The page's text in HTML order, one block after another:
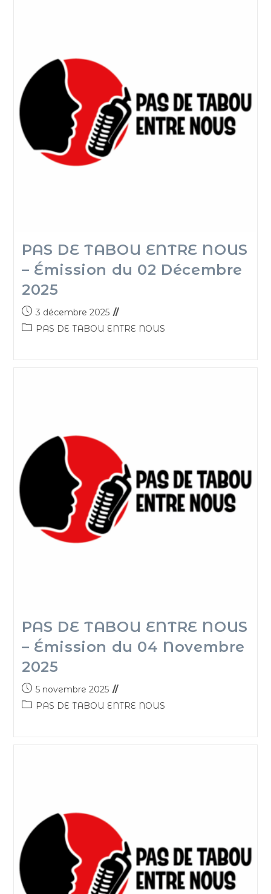
PAS DE TABOU ENTRE NOUS
– Émission du 02 Décembre
2025
3 décembre 2025
PAS DE TABOU ENTRE NOUS
PAS DE TABOU ENTRE NOUS
– Émission du 04 Novembre
2025
5 novembre 2025
PAS DE TABOU ENTRE NOUS